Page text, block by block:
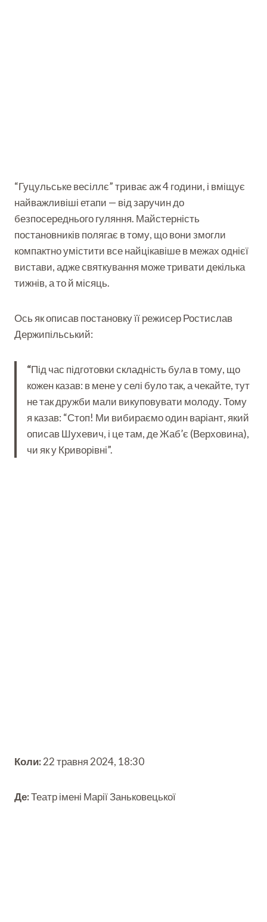
“Гуцульське весіллє” триває аж 4 години, і вміщує
найважливіші етапи — від заручин до
безпосереднього гуляння. Майстерність
постановників полягає в тому, що вони змогли
компактно умістити все найцікавіше в межах однієї
вистави, адже святкування може тривати декілька
тижнів, а то й місяць.
Ось як описав постановку її режисер Ростислав
Держипільський:
“Під час підготовки складність була в тому, що
кожен казав: в мене у селі було так, а чекайте, тут
не так дружби мали викуповувати молоду. Тому
я казав: “Стоп! Ми вибираємо один варіант, який
описав Шухевич, і це там, де Жаб’є (Верховина),
чи як у Криворівні”.
Коли:22 травня 2024, 18:30
Де:Театр імені Марії Заньковецької